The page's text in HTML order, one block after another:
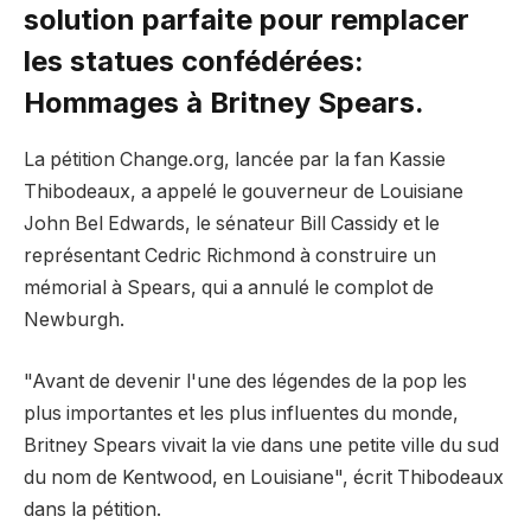
solution parfaite pour remplacer
les statues confédérées:
Hommages à Britney Spears.
La pétition Change.org, lancée par la fan Kassie
Thibodeaux, a appelé le gouverneur de Louisiane
John Bel Edwards, le sénateur Bill Cassidy et le
représentant Cedric Richmond à construire un
mémorial à Spears, qui a annulé le complot de
Newburgh.
"Avant de devenir l'une des légendes de la pop les
plus importantes et les plus influentes du monde,
Britney Spears vivait la vie dans une petite ville du sud
du nom de Kentwood, en Louisiane", écrit Thibodeaux
dans la pétition.